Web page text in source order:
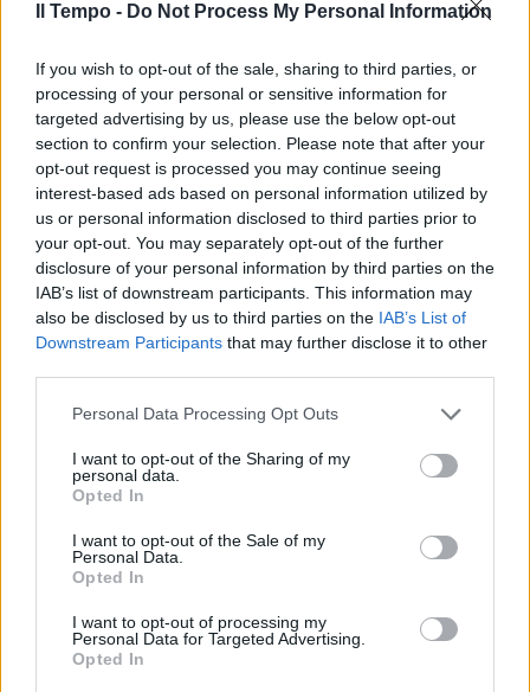
Il Tempo - Do Not Process My Personal Information
If you wish to opt-out of the sale, sharing to third parties, or
processing of your personal or sensitive information for
targeted advertising by us, please use the below opt-out
section to confirm your selection. Please note that after your
opt-out request is processed you may continue seeing
interest-based ads based on personal information utilized by
us or personal information disclosed to third parties prior to
your opt-out. You may separately opt-out of the further
disclosure of your personal information by third parties on the
IAB’s list of downstream participants. This information may
also be disclosed by us to third parties on the IAB’s List of
Downstream Participants that may further disclose it to other
Personal Data Processing Opt Outs
I want to opt-out of the Sharing of my
personal data.
Opted In
I want to opt-out of the Sale of my
Personal Data.
Opted In
I want to opt-out of processing my
Personal Data for Targeted Advertising.
Opted In
In evidenza